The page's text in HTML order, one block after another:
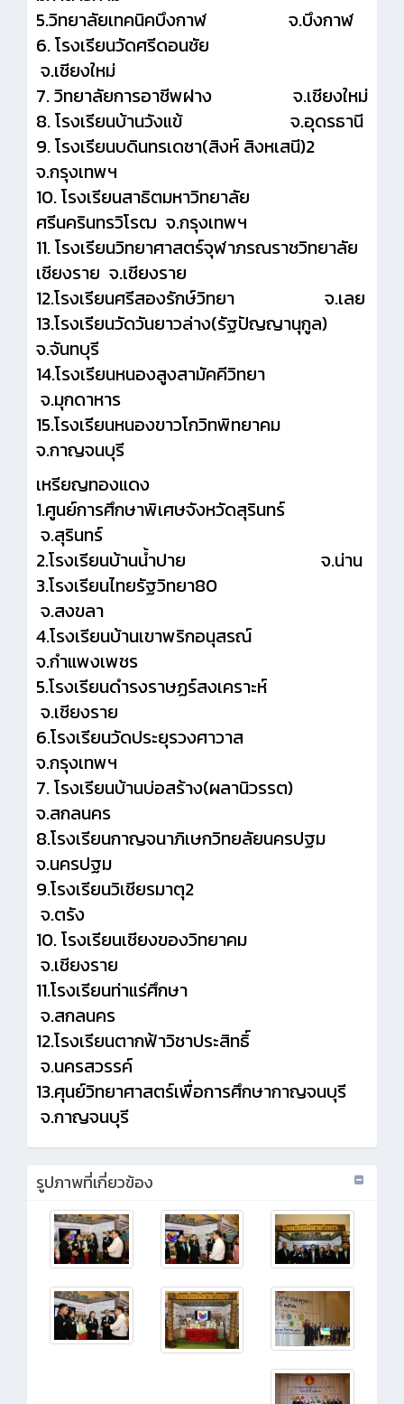
5.วิทยาลัยเทคนิคบึงกาฬ จ.บึงกาฬ
6. โรงเรียนวัดศรีดอนชัย
จ.เชียงใหม่
7. วิทยาลัยการอาชีพฝาง จ.เชียงใหม่
8. โรงเรียนบ้านวังแข้ จ.อุดรธานี
9. โรงเรียนบดินทรเดชา(สิงห์ สิงหเสนี)2
จ.กรุงเทพฯ
10. โรงเรียนสาธิตมหาวิทยาลัย
ศรีนครินทรวิโรฒ จ.กรุงเทพฯ
11. โรงเรียนวิทยาศาสตร์จุฬาภรณราชวิทยาลัย
เชียงราย จ.เชียงราย
12.โรงเรียนศรีสองรักษ์วิทยา จ.เลย
13.โรงเรียนวัดวันยาวล่าง(รัฐปัญญานุกูล)
จ.จันทบุรี
14.โรงเรียนหนองสูงสามัคคีวิทยา
จ.มุกดาหาร
15.โรงเรียนหนองขาวโกวิทพิทยาคม
จ.กาญจนบุรี
เหรียญทองแดง
1.ศูนย์การศึกษาพิเศษจังหวัดสุรินทร์
จ.สุรินทร์
2.โรงเรียนบ้านน้ำปาย จ.น่าน
3.โรงเรียนไทยรัฐวิทยา80
จ.สงขลา
4.โรงเรียนบ้านเขาพริกอนุสรณ์
จ.กำแพงเพชร
5.โรงเรียนดำรงราษฏร์สงเคราะห์
จ.เชียงราย
6.โรงเรียนวัดประยุรวงศาวาส
จ.กรุงเทพฯ
7. โรงเรียนบ้านบ่อสร้าง(ผลานิวรรต)
จ.สกลนคร
8.โรงเรียนกาญจนาภิเษกวิทยลัยนครปฐม
จ.นครปฐม
9.โรงเรียนวิเชียรมาตุ2
จ.ตรัง
10. โรงเรียนเชียงของวิทยาคม
จ.เชียงราย
11.โรงเรียนท่าแร่ศึกษา
จ.สกลนคร
12.โรงเรียนตากฟ้าวิชาประสิทธิ์
จ.นครสวรรค์
13.ศุนย์วิทยาศาสตร์เพื่อการศึกษากาญจนบุรี
จ.กาญจนบุรี
รูปภาพที่เกี่ยวข้อง